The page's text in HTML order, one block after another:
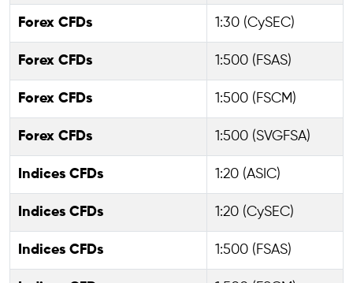
Forex CFDs 1:30 (CySEC)
Forex CFDs 1:500 (FSAS)
Forex CFDs 1:500 (FSCM)
Forex CFDs 1:500 (SVGFSA)
Indices CFDs 1:20 (ASIC)
Indices CFDs 1:20 (CySEC)
Indices CFDs 1:500 (FSAS)